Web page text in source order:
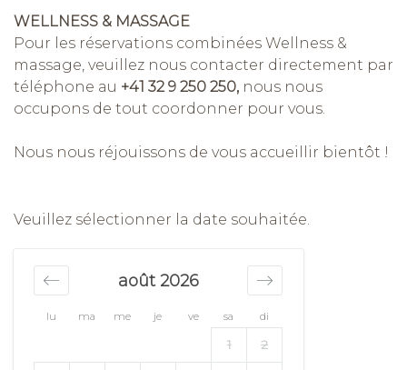
WELLNESS & MASSAGE
Pour les réservations combinées Wellness &
massage, veuillez nous contacter directement par
téléphone au +41 32 9 250 250, nous nous
occupons de tout coordonner pour vous.
Nous nous réjouissons de vous accueillir bientôt !
Veuillez sélectionner la date souhaitée.
lu ma me je ve sa di
août 2026
1 2